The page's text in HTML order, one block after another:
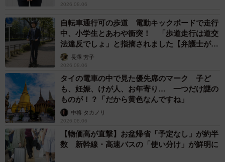
2026.08.06
自転車通行可の歩道 電動キックボードで走行
中、小学生とあわや衝突！ 「歩道走行は道交
法違反でしょ」と指摘されました【弁護士が解
説】長澤 芳子
2026.08.06
タイの電車の中で見た優先席のマーク 子ど
も、妊娠、けが人、お年寄り… 一つだけ謎の
ものが！？「だから黄色なんですね」
中将 タカノリ
2026.08.06
【物価高が直撃】お盆帰省「予定なし」が約半
数 新幹線・高速バスの「使い分け」が鮮明に